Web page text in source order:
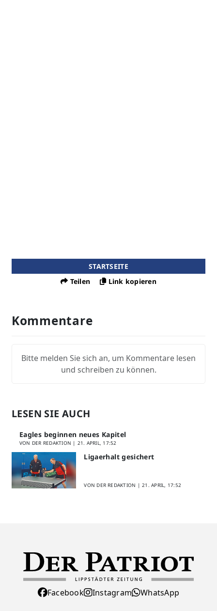
STARTSEITE
Teilen
Link kopieren
Kommentare
Bitte melden Sie sich an, um Kommentare lesen
und schreiben zu können.
LESEN SIE AUCH
Eagles beginnen neues Kapitel
VON DER REDAKTION | 21. APRIL, 17:52
Ligaerhalt gesichert
VON DER REDAKTION |21. APRIL, 17:52
Facebook Instagram WhatsApp